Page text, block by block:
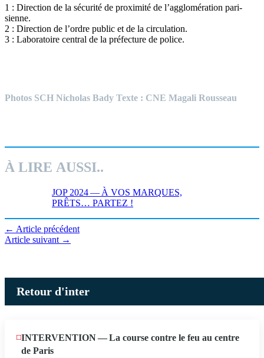
1 : Direc­tion de la sécu­ri­té de proxi­mi­té de l’agglomération pari­
sienne.
2 : Direc­tion de l’ordre public et de la cir­cu­la­tion.
3 : Labo­ra­toire cen­tral de la pré­fec­ture de police.
Photos SCH Nicholas Bady Texte : CNE Magali Rousseau
À LIRE AUSSI..
JOP 2024 — À VOS MARQUES,
PRÊTS… PARTEZ !
← Article précédent
Article suivant →
Retour d'inter
JUIN
12
INTERVENTION — La course contre le feu au centre
de Paris